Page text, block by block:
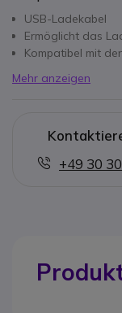
USB-Ladekabel
Ermöglicht das
Kompatibel mit
Mehr anzeigen
+49 30